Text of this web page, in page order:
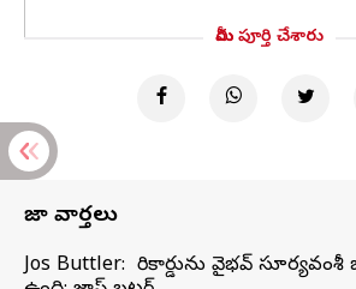
మీరు పూర్తి చేశారు
తాజా వార్తలు
Jos Buttler: నా రికార్డును వైభవ్